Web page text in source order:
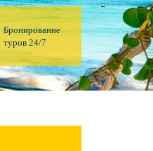
Бронирование
туров 24/7